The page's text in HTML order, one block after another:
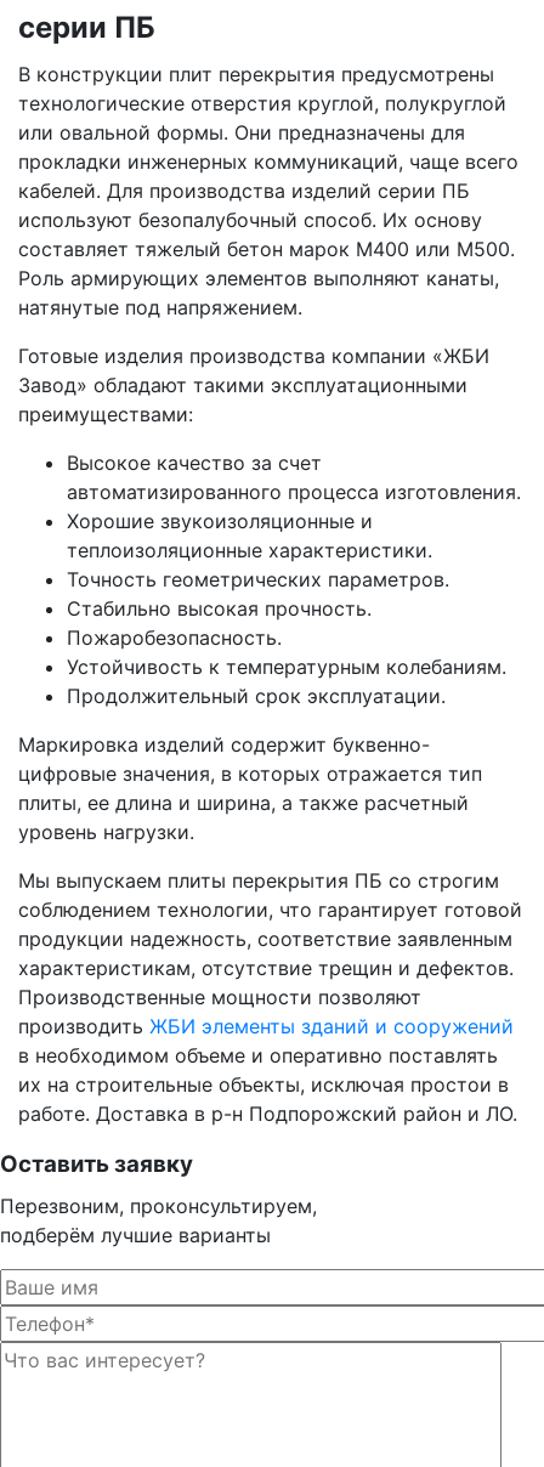
серии ПБ
В конструкции плит перекрытия предусмотрены
технологические отверстия круглой, полукруглой
или овальной формы. Они предназначены для
прокладки инженерных коммуникаций, чаще всего
кабелей. Для производства изделий серии ПБ
используют безопалубочный способ. Их основу
составляет тяжелый бетон марок М400 или М500.
Роль армирующих элементов выполняют канаты,
натянутые под напряжением.
Готовые изделия производства компании «ЖБИ
Завод» обладают такими эксплуатационными
преимуществами:
Высокое качество за счет
автоматизированного процесса изготовления.
Хорошие звукоизоляционные и
теплоизоляционные характеристики.
Точность геометрических параметров.
Стабильно высокая прочность.
Пожаробезопасность.
Устойчивость к температурным колебаниям.
Продолжительный срок эксплуатации.
Маркировка изделий содержит буквенно-
цифровые значения, в которых отражается тип
плиты, ее длина и ширина, а также расчетный
уровень нагрузки.
Мы выпускаем плиты перекрытия ПБ со строгим
соблюдением технологии, что гарантирует готовой
продукции надежность, соответствие заявленным
характеристикам, отсутствие трещин и дефектов.
Производственные мощности позволяют
производить ЖБИ элементы зданий и сооружений
в необходимом объеме и оперативно поставлять
их на строительные объекты, исключая простои в
работе. Доставка в р-н Подпорожский район и ЛО.
Оставить заявку
Перезвоним, проконсультируем,
подберём лучшие варианты